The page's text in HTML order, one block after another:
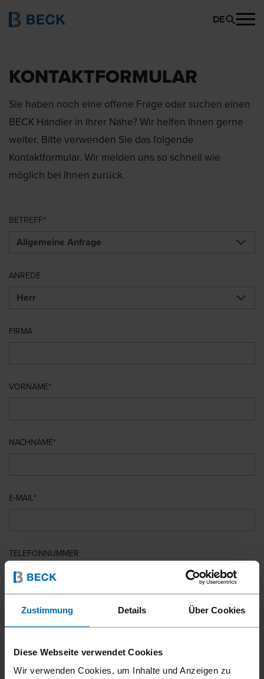
Zustimmung Details Über Cookies
Diese Webseite verwendet Cookies
Wir verwenden Cookies, um Inhalte und Anzeigen zu
DE
KONTAKTFORMULAR
Sie haben noch eine offene Frage oder suchen einen
BECK Händler in Ihrer Nähe? Wir helfen Ihnen gerne
weiter. Bitte verwenden Sie das folgende
Kontaktformular. Wir melden uns so schnell wie
möglich bei Ihnen zurück.
BETREFF
ANREDE
FIRMA
VORNAME
NACHNAME
E-MAIL
TELEFONNUMMER
LAND
PLZ